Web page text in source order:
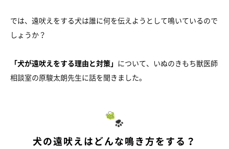
では、遠吠えをする犬は誰に何を伝えようとして鳴いているので
しょうか？
「犬が遠吠えをする理由と対策」 について、いぬのきもち獣医師
相談室の原駿太朗先生に話を聞きました。
犬の遠吠えはどんな鳴き方をする？